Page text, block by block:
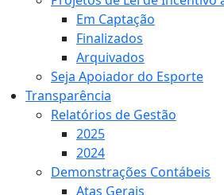
Em Captação
Finalizados
Arquivados
Seja Apoiador do Esporte
Transparência
Relatórios de Gestão
2025
2024
Demonstrações Contábeis
Atas Gerais